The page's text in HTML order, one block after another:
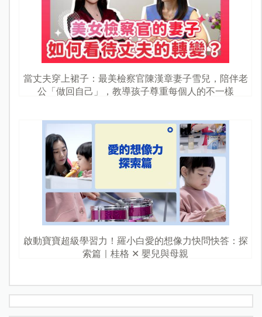
當丈夫穿上裙子：最美檢察官陳漢章妻子雪兒，陪伴老
公「做回自己」，教導孩子尊重每個人的不一樣
啟動寶寶超級學習力！羅小白愛的想像力快問快答：探
索篇｜桂格 ✕ 嬰兒與母親